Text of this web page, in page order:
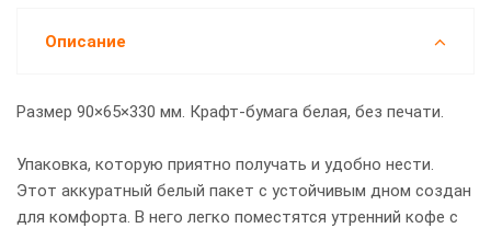
Описание
Размер 90×65×330 мм. Крафт-бумага белая, без печати.
Упаковка, которую приятно получать и удобно нести.
Этот аккуратный белый пакет с устойчивым дном создан
для комфорта. В него легко поместятся утренний кофе с